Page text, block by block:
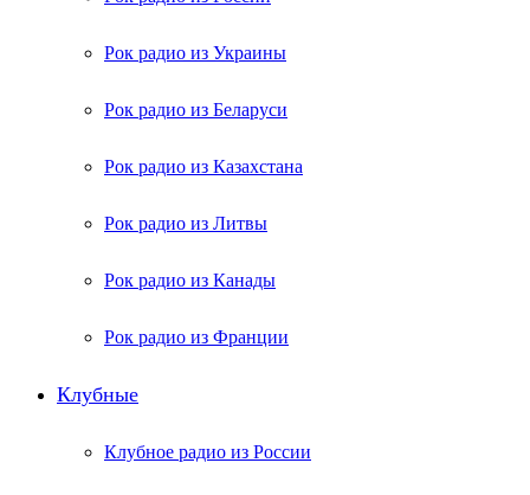
Рок радио из Украины
Рок радио из Беларуси
Рок радио из Казахстана
Рок радио из Литвы
Рок радио из Канады
Рок радио из Франции
Клубные
Клубное радио из России